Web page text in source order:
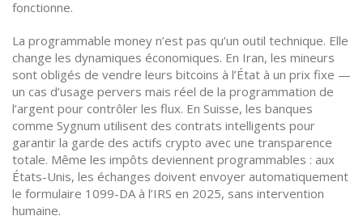
fonctionne.
La programmable money n’est pas qu’un outil technique. Elle
change les dynamiques économiques. En Iran, les mineurs
sont obligés de vendre leurs bitcoins à l’État à un prix fixe —
un cas d’usage pervers mais réel de la programmation de
l’argent pour contrôler les flux. En Suisse, les banques
comme Sygnum utilisent des contrats intelligents pour
garantir la garde des actifs crypto avec une transparence
totale. Même les impôts deviennent programmables : aux
États-Unis, les échanges doivent envoyer automatiquement
le formulaire 1099-DA à l’IRS en 2025, sans intervention
humaine.